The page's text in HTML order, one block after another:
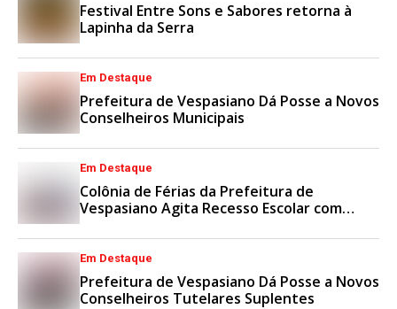
Festival Entre Sons e Sabores retorna à
Lapinha da Serra
Em Destaque
Prefeitura de Vespasiano Dá Posse a Novos
Conselheiros Municipais
Em Destaque
Colônia de Férias da Prefeitura de
Vespasiano Agita Recesso Escolar com
Em Destaque
Prefeitura de Vespasiano Dá Posse a Novos
Conselheiros Tutelares Suplentes